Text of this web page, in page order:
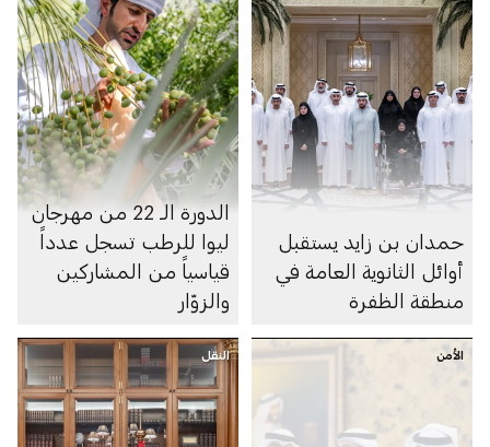
حمدان بن زايد يستقبل
أوائل الثانوية العامة في
منطقة الظفرة
الدورة الـ 22 من مهرجان
ليوا للرطب تسجل عدداً
قياسياً من المشاركين
والزوّار
الأمن النقل